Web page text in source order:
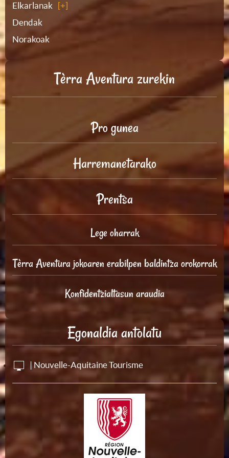
Elkarlanak
Dendak
Norakoak
Tèrra Aventura zurekin
Pro gunea
Harremanetarako
Prentsa
Lege oharrak
Tèrra Aventura jokoaren erabilpen baldintza orokorrak
Konfidentzialtasun araudia
Egonaldia antolatu
| Nouvelle-Aquitaine Tourisme